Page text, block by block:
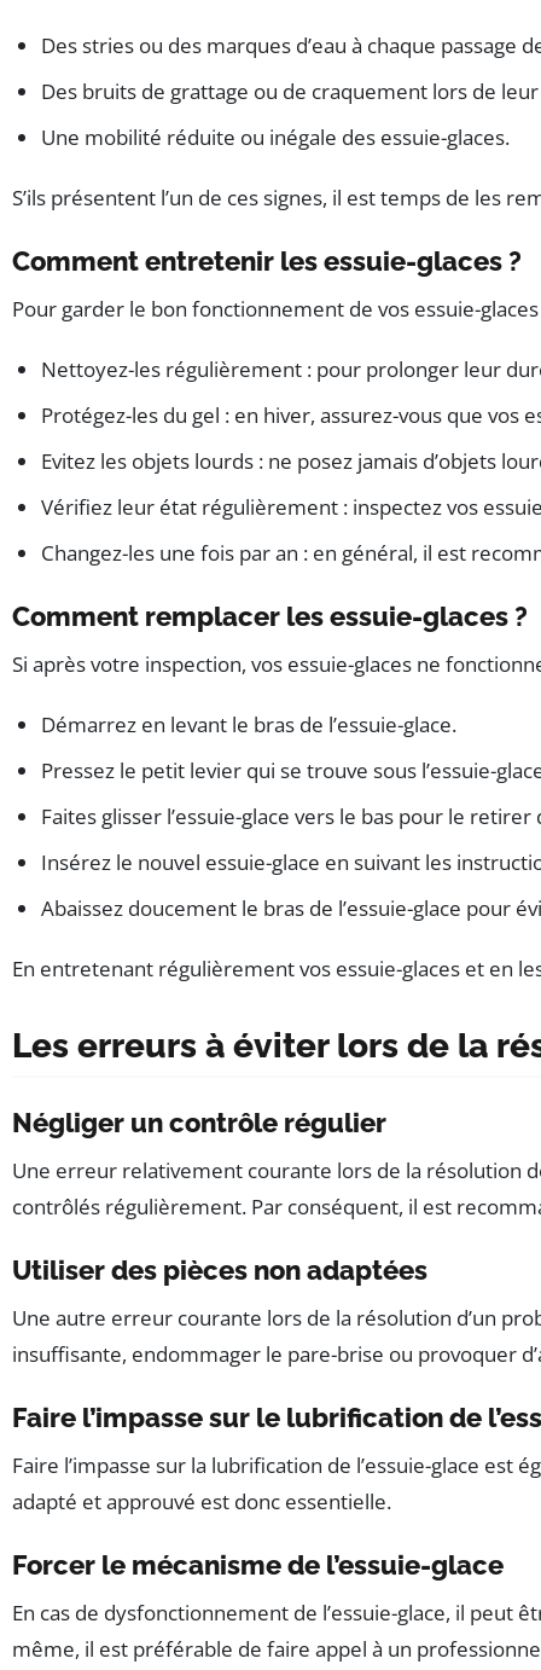
Des stries ou des marques d’eau à chaque passage
Des bruits de grattage ou de craquement lors de
Une mobilité réduite ou inégale des essuie-glaces.
S’ils présentent l’un de ces signes, il est temps de les
Comment entretenir les essuie-glaces ?
Pour garder le bon fonctionnement de vos essuie-
Nettoyez-les régulièrement : pour prolonger leur
Protégez-les du gel : en hiver, assurez-vous que vos
Evitez les objets lourds : ne posez jamais d’objets
Vérifiez leur état régulièrement : inspectez vos
Changez-les une fois par an : en général, il est
Comment remplacer les essuie-glaces ?
Si après votre inspection, vos essuie-glaces ne
Démarrez en levant le bras de l’essuie-glace.
Pressez le petit levier qui se trouve sous l’essuie-
Faites glisser l’essuie-glace vers le bas pour le retirer
Insérez le nouvel essuie-glace en suivant les
Abaissez doucement le bras de l’essuie-glace pour
En entretenant régulièrement vos essuie-glaces et en
Les erreurs à éviter lors de la
Négliger un contrôle régulier
Une erreur relativement courante lors de la résolution
contrôlés régulièrement. Par conséquent, il est
Utiliser des pièces non adaptées
Une autre erreur courante lors de la résolution d’un
insuffisante, endommager le pare-brise ou provoquer
Faire l’impasse sur le lubrification de
Faire l’impasse sur la lubrification de l’essuie-glace
adapté et approuvé est donc essentielle.
Forcer le mécanisme de l’essuie-glace
En cas de dysfonctionnement de l’essuie-glace, il peut
même, il est préférable de faire appel à un